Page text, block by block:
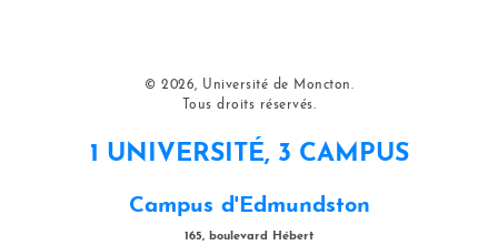
© 2026, Université de Moncton.
Tous droits réservés.
1 UNIVERSITÉ, 3 CAMPUS
Campus d'Edmundston
165, boulevard Hébert